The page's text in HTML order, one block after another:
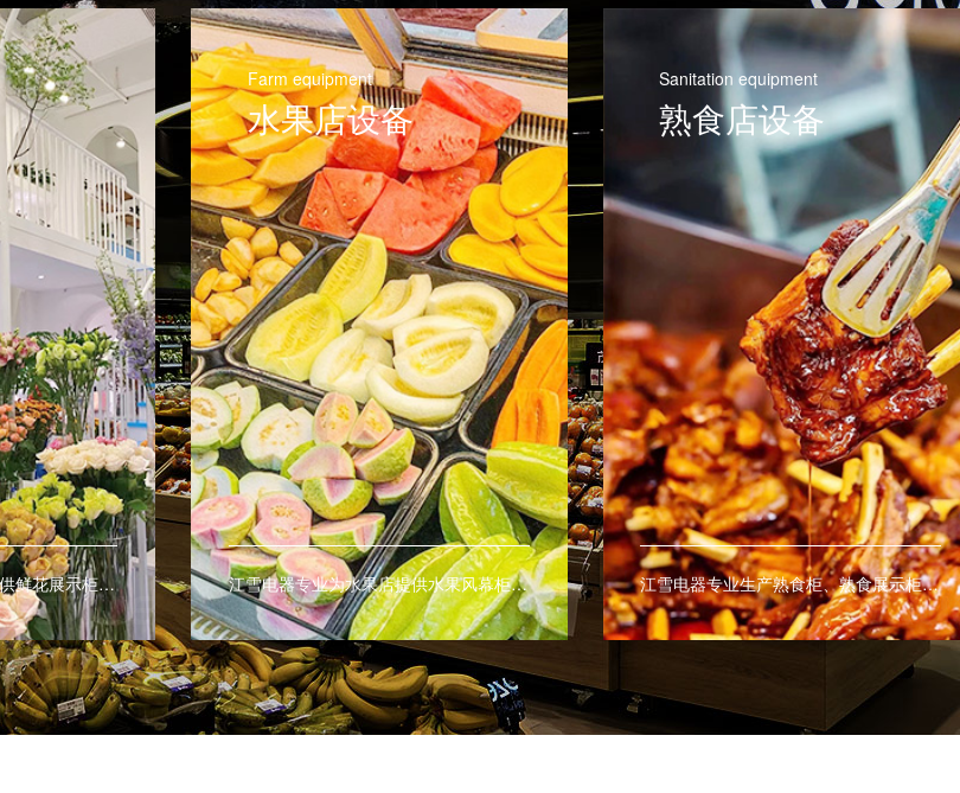
江雪电器专业为水果店提供水果风幕柜、水果保鲜柜、水果展示柜等商用制冷保鲜设备，让您的水果更持久的保鲜。
Sanitation equipment
熟食店设备
江雪电器专业生产熟食柜、熟食展示柜、熟食保鲜柜、热柜、等商用熟食设备。
wind power
医疗设备
江雪电器专业生产医疗冷柜，为广医院及医疗室提供药品及血液的最佳保存环境。